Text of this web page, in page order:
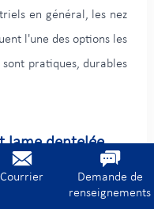
en général, les nez
l'une des options les
pratiques, durables
lame dentelée
lisses conviennent
propres. Les
Courrier
Demande de
renseignements